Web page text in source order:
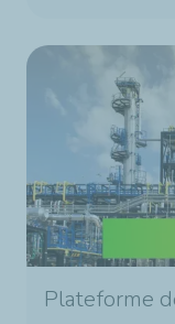
Plateforme